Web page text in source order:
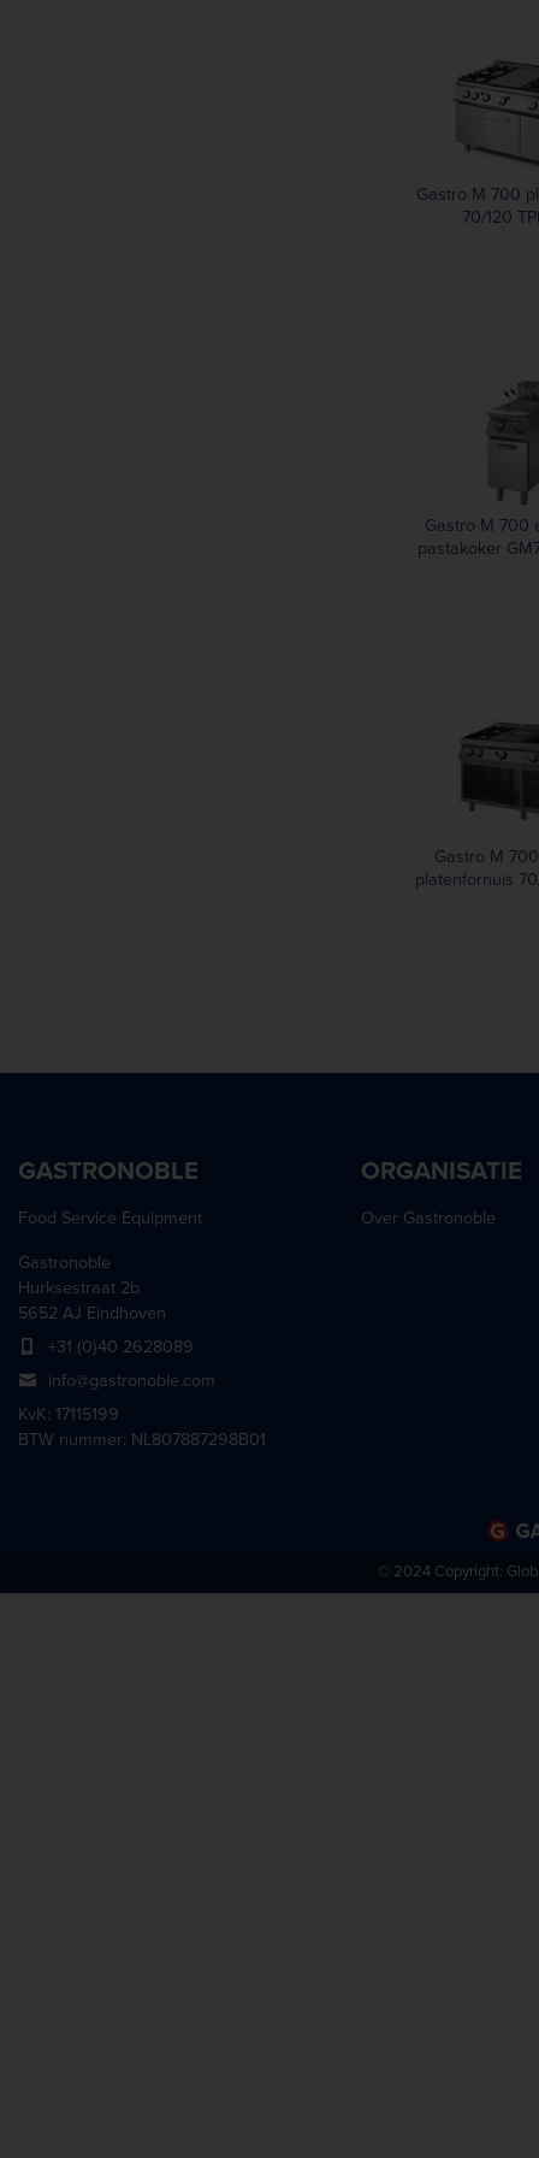
Gastro M 700
70/120
Gastro M 700
pastakoker
Gastro M
platenfornuis
GASTRONOBLE
Food Service Equipment
Gastronoble
Hurksestraat 2b
5652 AJ Eindhoven
+31 (0)40 2628089
info@gastronoble.com
KvK: 17115199
BTW nummer: NL807887298B01
ORGANISATIE
Over Gastronoble
© 2024 Copyright: